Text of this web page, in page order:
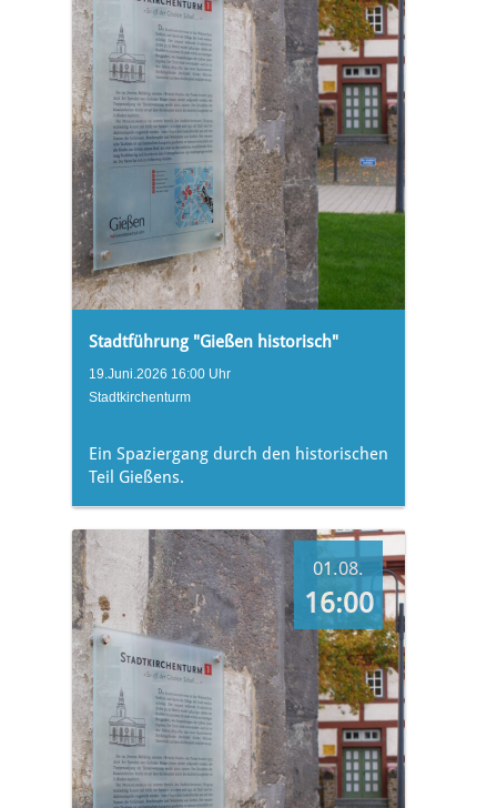
Stadtführung "Gießen historisch"
19.Juni.2026 16:00 Uhr
Stadtkirchenturm
Ein Spaziergang durch den historischen
Teil Gießens.
01.08.
16:00